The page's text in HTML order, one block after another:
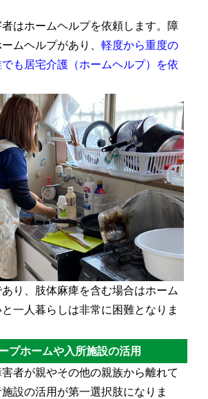
はホームヘルプを依頼します。障
ムヘルプがあり、 軽度から重度の
も居宅介護（ホームヘルプ）を依
り、肢体麻痺を含む場合はホーム
一人暮らしは非常に困難となりま
プホームや入所施設の活用
者が親やその他の親族から離れて
設の活用が第一選択肢になりま